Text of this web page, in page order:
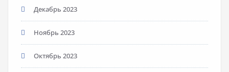
Декабрь 2023
Ноябрь 2023
Октябрь 2023